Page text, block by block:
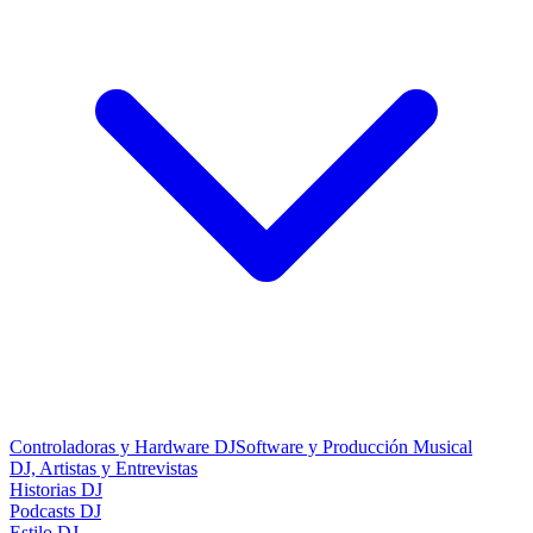
Controladoras y Hardware DJSoftware y Producción Musical
DJ, Artistas y Entrevistas
Historias DJ
Podcasts DJ